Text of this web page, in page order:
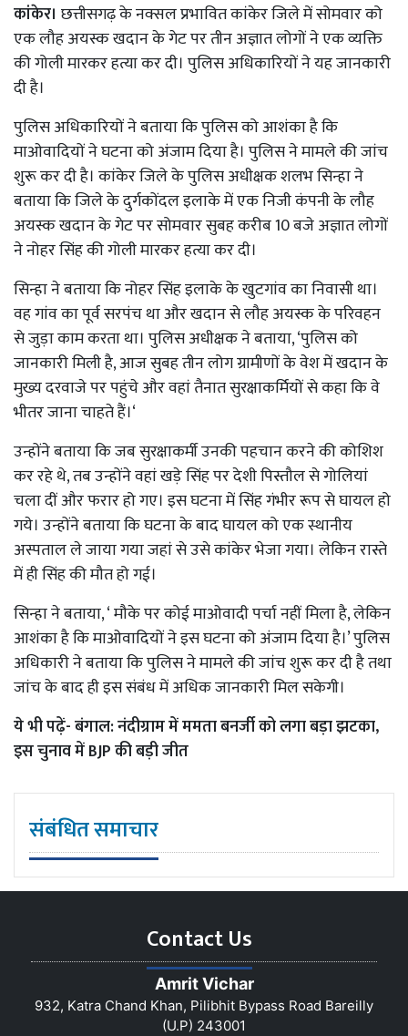
कांकेर। छत्तीसगढ़ के नक्सल प्रभावित कांकेर जिले में सोमवार को
एक लौह अयस्क खदान के गेट पर तीन अज्ञात लोगों ने एक व्यक्ति
की गोली मारकर हत्या कर दी। पुलिस अधिकारियों ने यह जानकारी
दी है।
पुलिस अधिकारियों ने बताया कि पुलिस को आशंका है कि
माओवादियों ने घटना को अंजाम दिया है। पुलिस ने मामले की जांच
शुरू कर दी है। कांकेर जिले के पुलिस अधीक्षक शलभ सिन्हा ने
बताया कि जिले के दुर्गकोंदल इलाके में एक निजी कंपनी के लौह
अयस्क खदान के गेट पर सोमवार सुबह करीब 10 बजे अज्ञात लोगों
ने नोहर सिंह की गोली मारकर हत्या कर दी।
सिन्हा ने बताया कि नोहर सिंह इलाके के खुटगांव का निवासी था।
वह गांव का पूर्व सरपंच था और खदान से लौह अयस्क के परिवहन
से जुड़ा काम करता था। पुलिस अधीक्षक ने बताया, ‘पुलिस को
जानकारी मिली है, आज सुबह तीन लोग ग्रामीणों के वेश में खदान के
मुख्य दरवाजे पर पहुंचे और वहां तैनात सुरक्षाकर्मियों से कहा कि वे
भीतर जाना चाहते हैं।‘
उन्होंने बताया कि जब सुरक्षाकर्मी उनकी पहचान करने की कोशिश
कर रहे थे, तब उन्होंने वहां खड़े सिंह पर देशी पिस्तौल से गोलियां
चला दीं और फरार हो गए। इस घटना में सिंह गंभीर रूप से घायल हो
गये। उन्होंने बताया कि घटना के बाद घायल को एक स्थानीय
अस्पताल ले जाया गया जहां से उसे कांकेर भेजा गया। लेकिन रास्ते
में ही सिंह की मौत हो गई।
सिन्हा ने बताया, ‘ मौके पर कोई माओवादी पर्चा नहीं मिला है, लेकिन
आशंका है कि माओवादियों ने इस घटना को अंजाम दिया है।’ पुलिस
अधिकारी ने बताया कि पुलिस ने मामले की जांच शुरू कर दी है तथा
जांच के बाद ही इस संबंध में अधिक जानकारी मिल सकेगी।
ये भी पढ़ें-बंगाल: नंदीग्राम में ममता बनर्जी को लगा बड़ा झटका,
इस चुनाव में BJP की बड़ी जीत
संबंधित समाचार
Contact Us
Amrit Vichar
932, Katra Chand Khan, Pilibhit Bypass Road Bareilly
(U.P) 243001